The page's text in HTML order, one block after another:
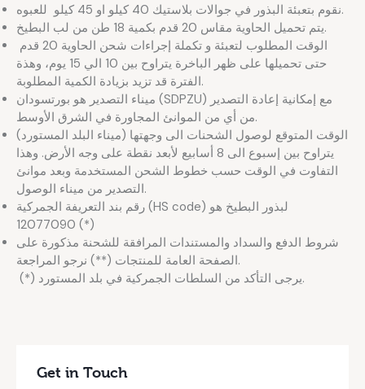
نقوم بتعبئة البذور في جوالات بلاستيك 40 كيلو او 45 كيلو للعبوه.
يتم تحميل الحاوية مقاس 20 قدم بكمية 18 طن من لب البطيخ.
الوقت المطلوب لتعبئة و تكملة إجراءات شحن الحاوية 20 قدم
حتى تحميلها على ظهر الباخرة يتراوح بين 10 الي 15 يوم، وهذة
الفترة قد تزيد بزيادة الكمية المطلوبة.
ميناء التصدير هو بورتسودان (SDPZU) مع إمكانية إعادة التصدير
من أي من الموانئ المجاورة في الشرق الأوسط.
الوقت المتوقع لوصول الشحنات الى وجهتها (ميناء البلد المستورد)
يتراوح بين إسبوع الى 8 أسابيع لأبعد نقطة على وجه الأرض. وهذا
التفاوت في الوقت حسب خطوط الشحن المستخدمة وبعد موانئ
التصدير من ميناء الوصول.
رقم بند التعريفة الجمركية (HS code) لبذور البطيخ هو
12077090 (*)
شروط الدفع والسداد والمستندات المرافقة للشحنة مذكورة على
الصفحة العامة للمنتجات (**) نرجو المراجعة.
(*) يرجى التأكد من السلطات الجمركية في بلد المستورد.
Get in Touch